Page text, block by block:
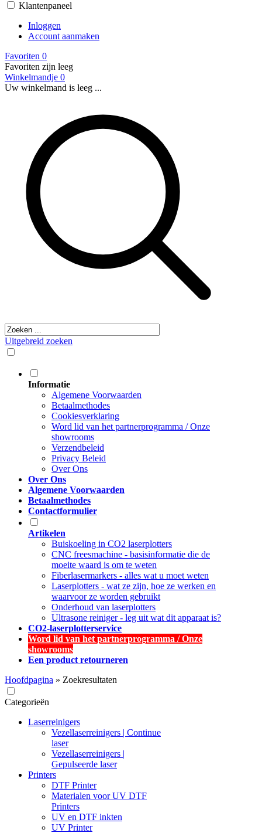
Klantenpaneel
Inloggen
Account aanmaken
Favoriten 0
Favoriten zijn leeg
Winkelmandje 0
Uw winkelmand is leeg ...
Uitgebreid zoeken
Informatie
Algemene Voorwaarden
Betaalmethodes
Cookiesverklaring
Word lid van het partnerprogramma / Onze
showrooms
Verzendbeleid
Privacy Beleid
Over Ons
Over Ons
Algemene Voorwaarden
Betaalmethodes
Contactformulier
Artikelen
Buiskoeling in CO2 laserplotters
CNC freesmachine - basisinformatie die de
moeite waard is om te weten
Fiberlasermarkers - alles wat u moet weten
Laserplotters - wat ze zijn, hoe ze werken en
waarvoor ze worden gebruikt
Onderhoud van laserplotters
Ultrasone reiniger - leg uit wat dit apparaat is?
CO2-laserplotterservice
Word lid van het partnerprogramma / Onze
showrooms
Een product retourneren
Hoofdpagina » Zoekresultaten
Categorieën
Laserreinigers
Vezellaserreinigers | Continue
laser
Vezellaserreinigers |
Gepulseerde laser
Printers
DTF Printer
Materialen voor UV DTF
Printers
UV en DTF inkten
UV Printer